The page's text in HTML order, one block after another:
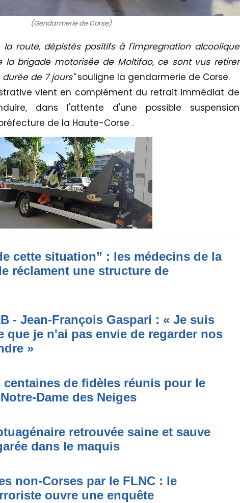
(Gendarmerie de Corse)
la route, dépistés positifs à l'impregnation alcoolique
la brigade motorisée de Moltifao, ce sont vus retirer
de 7 jours"souligne la gendarmerie de Corse.
vient en complément du retrait immédiat de
dans l'attente d'une possible suspension
de la Haute-Corse .
cette situation” : les médecins de la
réclament une structure de
- Jean-François Gaspari : « Je suis
que je n'ai pas envie de regarder nos
»
centaines de fidèles réunis pour le
Dame des Neiges
retrouvée saine et sauve
dans le maquis
non-Corses par le FLNC : le
ouvre une enquête